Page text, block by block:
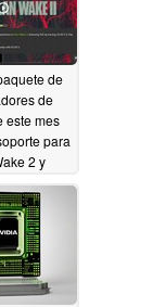
de
de
este mes
para
2 y
210/28/2023